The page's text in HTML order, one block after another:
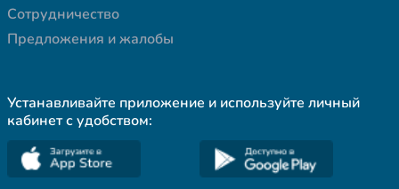
Сотрудничество
Предложения и жалобы
Устанавливайте приложение и используйте личный
кабинет с удобством: